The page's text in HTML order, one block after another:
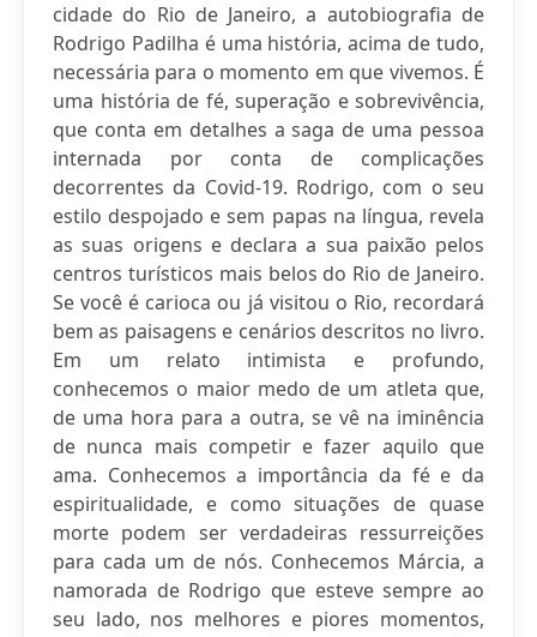
cidade do Rio de Janeiro, a autobiografia de
Rodrigo Padilha é uma história, acima de tudo,
necessária para o momento em que vivemos. É
uma história de fé, superação e sobrevivência,
que conta em detalhes a saga de uma pessoa
internada por conta de complicações
decorrentes da Covid-19. Rodrigo, com o seu
estilo despojado e sem papas na língua, revela
as suas origens e declara a sua paixão pelos
centros turísticos mais belos do Rio de Janeiro.
Se você é carioca ou já visitou o Rio, recordará
bem as paisagens e cenários descritos no livro.
Em um relato intimista e profundo,
conhecemos o maior medo de um atleta que,
de uma hora para a outra, se vê na iminência
de nunca mais competir e fazer aquilo que
ama. Conhecemos a importância da fé e da
espiritualidade, e como situações de quase
morte podem ser verdadeiras ressurreições
para cada um de nós. Conhecemos Márcia, a
namorada de Rodrigo que esteve sempre ao
seu lado, nos melhores e piores momentos,